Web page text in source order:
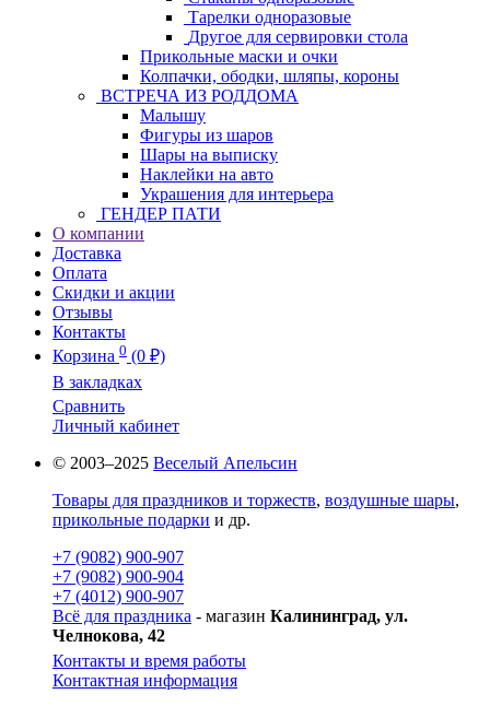
Тарелки одноразовые
Другое для сервировки стола
Прикольные маски и очки
Колпачки, ободки, шляпы, короны
ВСТРЕЧА ИЗ РОДДОМА
Малышу
Фигуры из шаров
Шары на выписку
Наклейки на авто
Украшения для интерьера
ГЕНДЕР ПАТИ
О компании
Доставка
Оплата
Скидки и акции
Отзывы
Контакты
Корзина 0 (0 ₽)
В закладках
Сравнить
Личный кабинет
© 2003–2025 Веселый Апельсин
Товары для праздников и торжеств, воздушные шары,
прикольные подарки и др.
+7 (9082) 900-907
+7 (9082) 900-904
+7 (4012) 900-907
Всё для праздника - магазин Калининград, ул.
Челнокова, 42
Контакты и время работы
Контактная информация